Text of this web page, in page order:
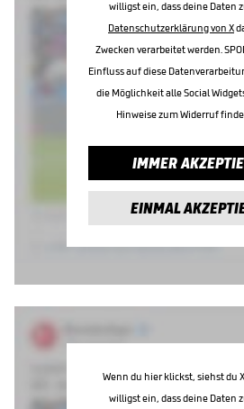
willigst ein, dass deine Daten
Datenschutzerklärung von X
Zwecken verarbeitet werden.
Einfluss auf diese
die Möglichkeit alle Social
Hinweise zum Widerruf
IMMER
EINMAL
Wenn du hier klickst, siehst du
willigst ein, dass deine Daten